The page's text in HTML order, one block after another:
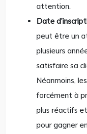
attention.
Date
peut être un
plusieurs
satisfaire sa
Néanmoins,
forcément à
plus réactifs
pour gagner